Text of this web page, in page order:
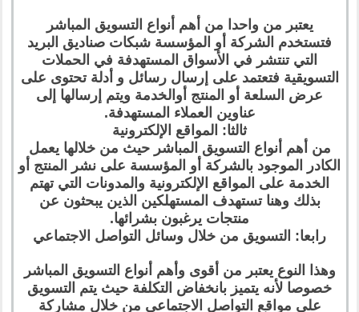
يعتبر من واحدا من أهم أنواع التسويق المباشر
فتستخدم الشركة أو المؤسسة شبكات صناديق البريد
التي تنتشر في الأسواق المستهدفة في الحملات
التسويقية فتعتمد على إرسال رسائل و أدلة تحتوى على
عرض السلعة أو المنتج أوالخدمة ويتم إرسالها إلى
عناوين العملاء المستهدفة.
ثالثا: المواقع الإلكترونية
من أهم أنواع التسويق المباشر حيث من خلالها يعمل
الكادر الموجود بالشركة أو المؤسسة على نشر المنتج أو
الخدمة على المواقع الإلكترونية والمدونات التي تهتم
بذلك وهنا تستهدف المستهلكين الذين يبحثون عن
منتجات يرغبون بشرائها.
رابعا: التسويق من خلال وسائل التواصل الاجتماعي
وهذا النوع يعتبر من أقوى وأهم أنواع التسويق المباشر
خصوصا لأنه يتميز بانخفاض التكلفة حيث يتم التسويق
على مواقع التواصل الاجتماعي من خلال مشاركة